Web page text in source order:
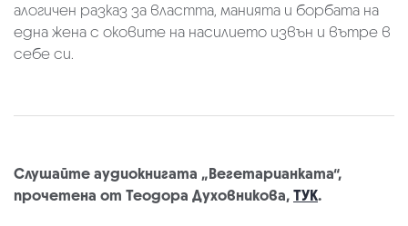
алогичен разказ за властта, манията и борбата на
една жена с оковите на насилието извън и вътре в
себе си.
Слушайте аудиокнигата „Вегетарианката“,
прочетена от Теодора Духовникова,ТУК.